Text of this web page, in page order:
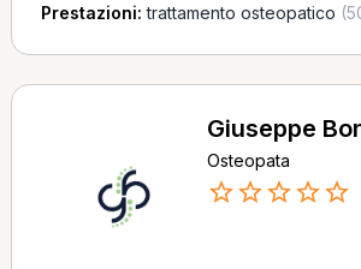
Prestazioni:trattamento osteopatico
Giuseppe
Osteopata